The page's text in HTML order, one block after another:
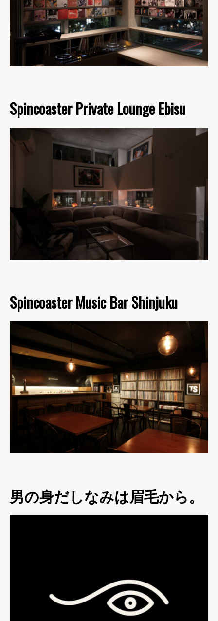
Spincoaster Private Lounge Ebisu
Spincoaster Music Bar Shinjuku
男の身だしなみは眉毛から。